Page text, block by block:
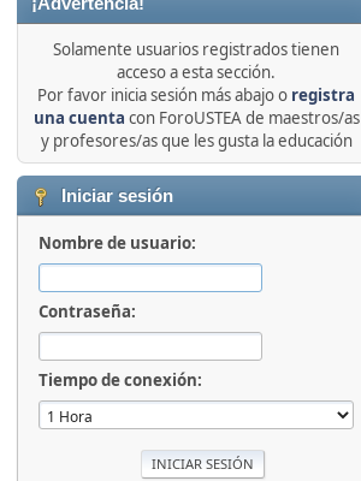
Solamente usuarios registrados tienen
acceso a esta sección.
Por favor inicia sesión más abajo o registra
una cuenta con ForoUSTEA de maestros/as
y profesores/as que les gusta la educación
Iniciar sesión
Nombre de usuario:
Contraseña:
Tiempo de conexión: